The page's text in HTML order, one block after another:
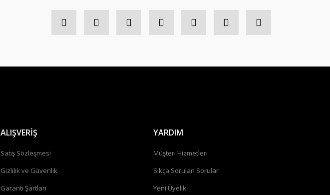
ALIŞVERİŞ
Satış Sözleşmesi
Gizlilik ve Güvenlik
Garanti Şartları
YARDIM
Müşteri Hizmetleri
Sıkça Sorulan Sorular
Yeni Üyelik